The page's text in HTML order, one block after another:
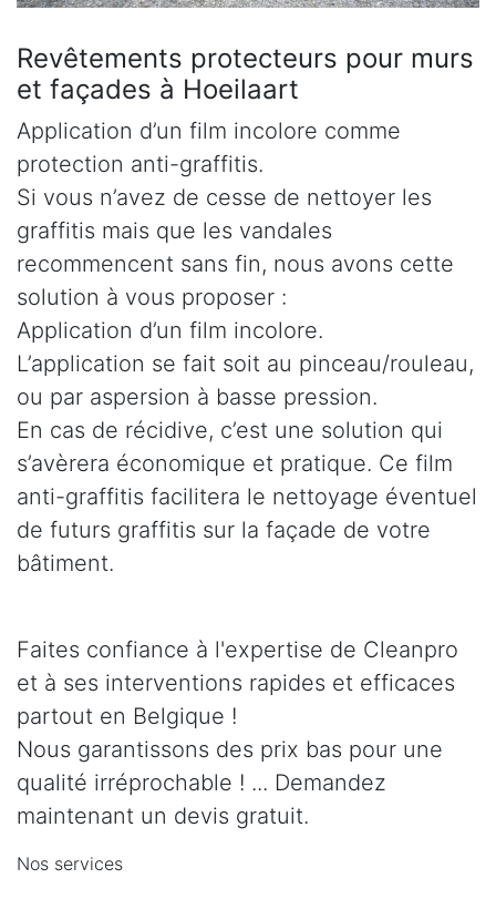
Revêtements protecteurs pour murs
et façades à Hoeilaart
Application d’un film incolore comme
protection anti-graffitis.
Si vous n’avez de cesse de nettoyer les
graffitis mais que les vandales
recommencent sans fin, nous avons cette
solution à vous proposer :
Application d’un film incolore.
L’application se fait soit au pinceau/rouleau,
ou par aspersion à basse pression.
En cas de récidive, c’est une solution qui
s’avèrera économique et pratique. Ce film
anti-graffitis facilitera le nettoyage éventuel
de futurs graffitis sur la façade de votre
bâtiment.
Faites confiance à l'expertise de Cleanpro
et à ses interventions rapides et efficaces
partout en Belgique !
Nous garantissons des prix bas pour une
qualité irréprochable ! ... Demandez
maintenant un devis gratuit.
Nos services